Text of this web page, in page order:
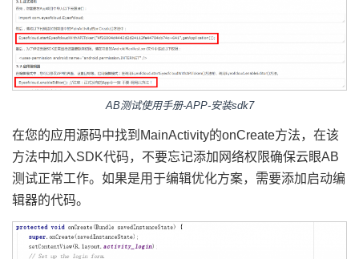
AB测试使用手册-APP-安装sdk7
在您的应用源码中找到MainActivity的onCreate方法，在该
方法中加入SDK代码，不要忘记添加网络权限确保云眼AB
测试正常工作。如果是用于编辑优化方案，需要添加启动编
辑器的代码。